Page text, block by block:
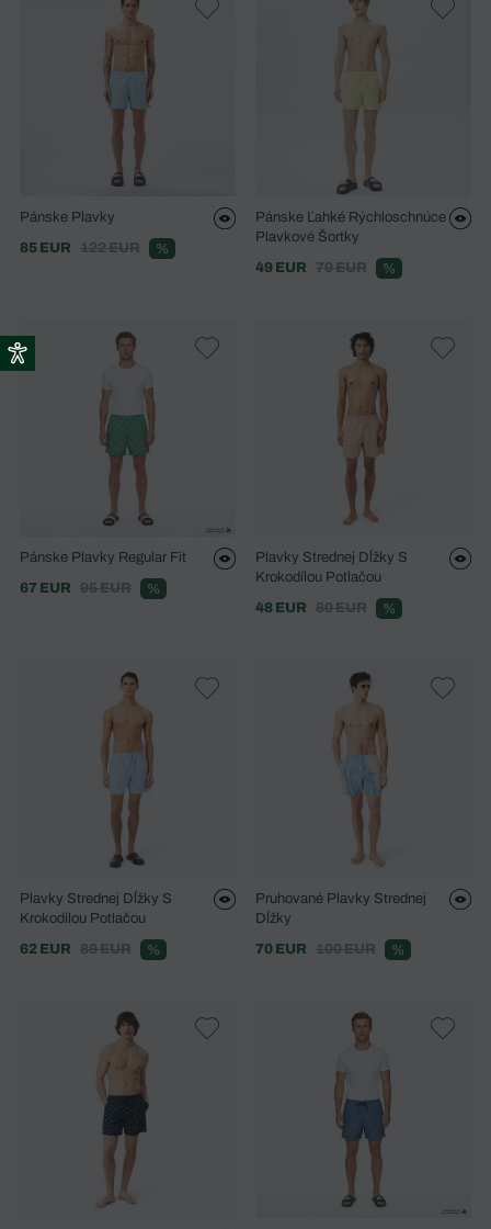
Pánske Plavky
85 EUR
122 EUR %
Pánske Ľahké Rýchloschnúce
Plavkové Šortky
49 EUR
70 EUR %
Pánske Plavky Regular Fit
67 EUR
95 EUR %
Plavky Strednej Dĺžky S
Krokodílou Potlačou
48 EUR
80 EUR %
Plavky Strednej Dĺžky S
Krokodílou Potlačou
62 EUR
89 EUR %
Pruhované Plavky Strednej
Dĺžky
70 EUR
100 EUR %